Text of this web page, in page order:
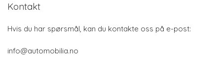
Kontakt
Hvis du har spørsmål, kan du kontakte oss på e-post:
info@automobilia.no